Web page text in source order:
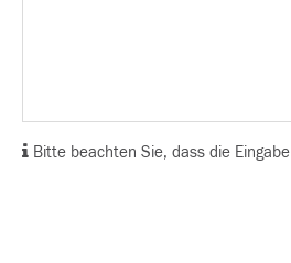
Bitte beachten Sie, dass die